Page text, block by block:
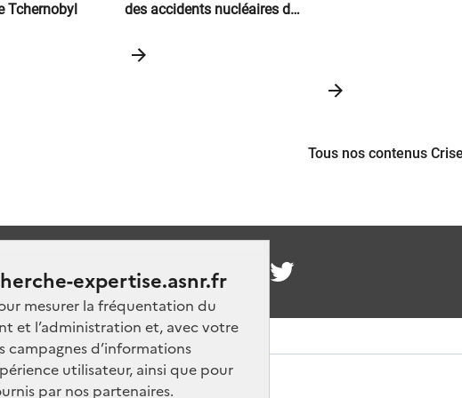
expertise.asnr.fr
mesurer la fréquentation du
et l’administration et, avec votre
d’informations
utilisateur, ainsi que pour
par nos partenaires.
Tchernobyl
des accidents nucléaires de
Tous nos contenus
Suivez-nous